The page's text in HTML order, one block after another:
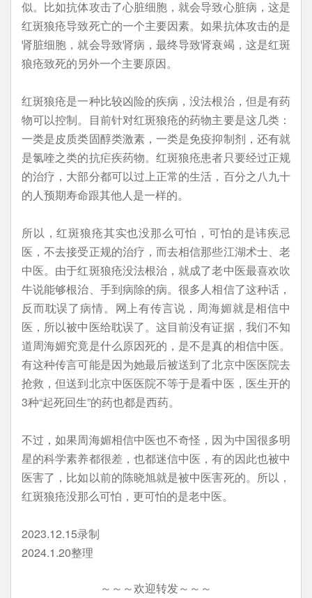
似。比如抗体攻击了心脏细胞，就会导致心脏病，这是
红斑狼疮导致死亡的一个主要因素。如果抗体攻击的是
肾脏细胞，就会导致肾病，最终导致肾衰竭，这是红斑
狼疮致死的另外一个主要原因。
红斑狼疮是一种比较凶险的疾病，没法根治，但是有药
物可以控制。目前针对红斑狼疮的药物主要是这几类：
一类是皮质类固醇类激素，一类是免疫抑制剂，还有就
是氯喹之类的抗疟疾药物。红斑狼疮患者只要经过正规
的治疗，大部分都可以过上正常的生活，百分之八九十
的人预期寿命跟其他人是一样的。
所以，红斑狼疮其实也没那么可怕，可怕的是讳疾忌
医，不去接受正规的治疗，而去相信那些江湖术士、老
中医。由于红斑狼疮没法根治，就成了老中医最喜欢吹
牛说能够根治、手到病除的病。很多人相信了这种话，
反而耽误了病情。网上有传言说，周海媚就是相信中
医，所以被中医给耽误了。这目前没有证据，我们不知
道周海媚究竟是什么原因死的，是不是真的相信中医。
有这种传言可能是因为她最后被送到了北京中医医院去
抢救，但送到北京中医医院不等于是看中医，医生开的
3种“起死回生”的药也都是西药。
不过，如果周海媚相信中医也不奇怪，因为中国很多明
星的科学素养都很差，也都迷信中医，有的因此也被中
医害了，比如以前的陈晓旭就是被中医害死的。所以，
红斑狼疮没那么可怕，更可怕的是老中医。
2023.12.15录制
2024.1.20整理
～～～欢迎转发～～～